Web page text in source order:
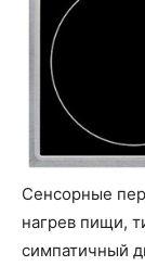
Сенсорные
нагрев пищи,
симпатичный